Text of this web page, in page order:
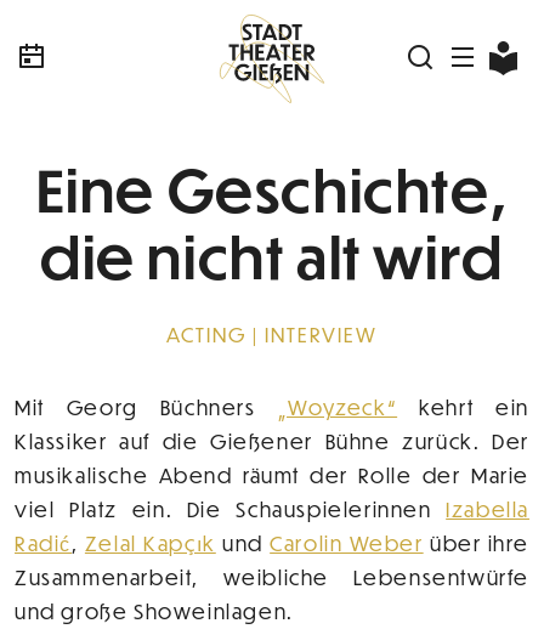
Eine Geschichte,
die nicht alt wird
ACTING INTERVIEW
Mit Georg Büchners „Woyzeck“
kehrt ein
Klassiker auf die Gießener Bühne zurück. Der
musikalische Abend räumt der Rolle der Marie
viel Platz ein. Die SchauspielerinnenIzabella
Radić, Zelal Kapçık undCarolin Weber über ihre
Zusammenarbeit, weibliche Lebensentwürfe
und große Showeinlagen.